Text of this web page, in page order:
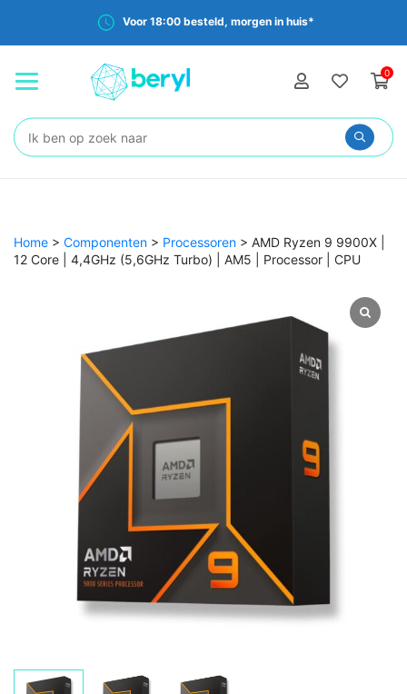
Voor 18:00 besteld, morgen in huis*
0
Zoeken:
Home > Componenten > Processoren > AMD Ryzen 9 9900X |
12 Core | 4,4GHz (5,6GHz Turbo) | AM5 | Processor | CPU